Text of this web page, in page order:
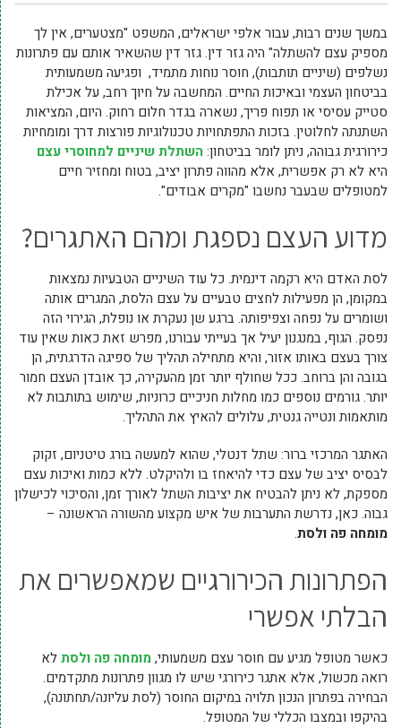
במשך שנים רבות, עבור אלפי ישראלים, המשפט "מצטערים, אין לך
מספיק עצם להשתלה" היה גזר דין. גזר דין שהשאיר אותם עם פתרונות
נשלפים (שיניים תותבות), חוסר נוחות מתמיד, ופגיעה משמעותית
בביטחון העצמי ובאיכות החיים. המחשבה על חיוך רחב, על אכילת
סטייק עסיסי או תפוח פריך, נשארה בגדר חלום רחוק. היום, המציאות
השתנתה לחלוטין. בזכות התפתחויות טכנולוגיות פורצות דרך ומומחיות
כירורגית גבוהה, ניתן לומר בביטחון:השתלת שיניים למחוסרי עצם
היא לא רק אפשרית, אלא מהווה פתרון יציב, בטוח ומחזיר חיים
למטופלים שבעבר נחשבו "מקרים אבודים".
מדוע העצם נספגת ומהם האתגרים?
לסת האדם היא רקמה דינמית. כל עוד השיניים הטבעיות נמצאות
במקומן, הן מפעילות לחצים טבעיים על עצם הלסת, המגרים אותה
ושומרים על נפחה וצפיפותה. ברגע שן נעקרת או נופלת, הגירוי הזה
נפסק. הגוף, במנגנון יעיל אך בעייתי עבורנו, מפרש זאת כאות שאין עוד
צורך בעצם באותו אזור, והיא מתחילה תהליך של ספיגה הדרגתית, הן
בגובה והן ברוחב. ככל שחולף יותר זמן מהעקירה, כך אובדן העצם חמור
יותר. גורמים נוספים כמו מחלות חניכיים כרוניות, שימוש בתותבות לא
מותאמות ונטייה גנטית, עלולים להאיץ את התהליך.
האתגר המרכזי ברור: שתל דנטלי, שהוא למעשה בורג טיטניום, זקוק
לבסיס יציב של עצם כדי להיאחז בו ולהיקלט. ללא כמות ואיכות עצם
מספקת, לא ניתן להבטיח את יציבות השתל לאורך זמן, והסיכוי לכישלון
גבוה. כאן, נדרשת התערבות של איש מקצוע מהשורה הראשונה –
מומחה פה ולסת.
הפתרונות הכירורגיים שמאפשרים את
הבלתי אפשרי
כאשר מטופל מגיע עם חוסר עצם משמעותי,מומחה פה ולסתלא
רואה מכשול, אלא אתגר כירורגי שיש לו מגוון פתרונות מתקדמים.
הבחירה בפתרון הנכון תלויה במיקום החוסר (לסת עליונה/תחתונה),
בהיקפו ובמצבו הכללי של המטופל.